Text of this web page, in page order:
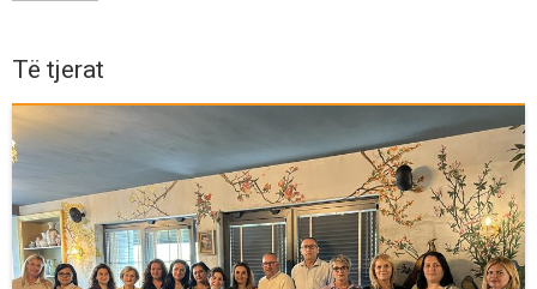
Të tjerat